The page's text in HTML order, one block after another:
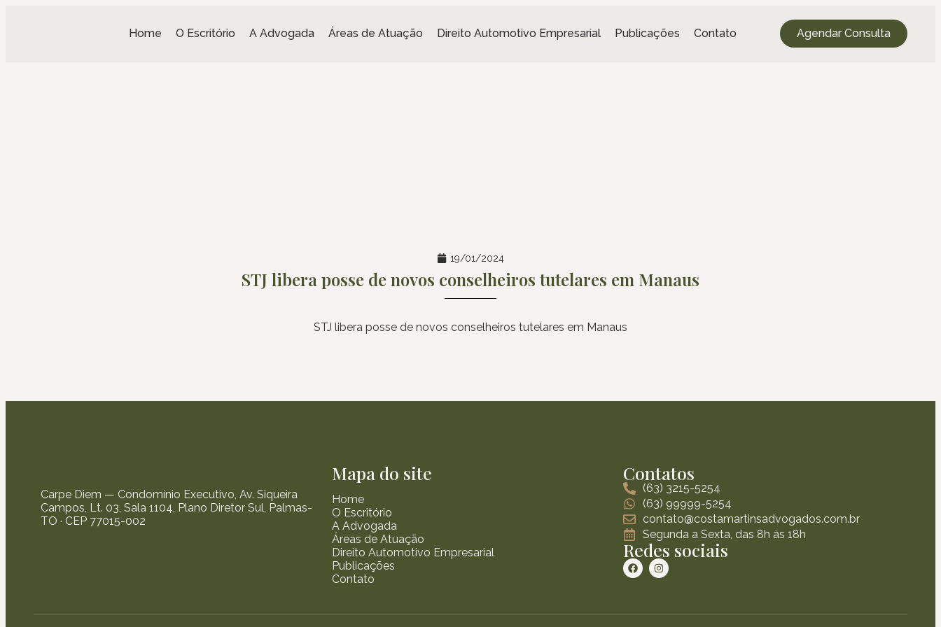
Home O Escritório A Advogada Áreas de Atuação Direito Automotivo Empresarial Publicações Contato Agendar Consulta
19/01/2024
STJ libera posse de novos conselheiros tutelares em Manaus
STJ libera posse de novos conselheiros tutelares em Manaus
Carpe Diem — Condomínio Executivo, Av. Siqueira
Campos, Lt. 03, Sala 1104, Plano Diretor Sul, Palmas-
TO · CEP 77015-002
Mapa do site
Home
O Escritório
A Advogada
Áreas de Atuação
Direito Automotivo Empresarial
Publicações
Contato
Contatos
(63) 3215-5254
(63) 99999-5254
contato@costamartinsadvogados.com.br
Segunda a Sexta, das 8h às 18h
Redes sociais